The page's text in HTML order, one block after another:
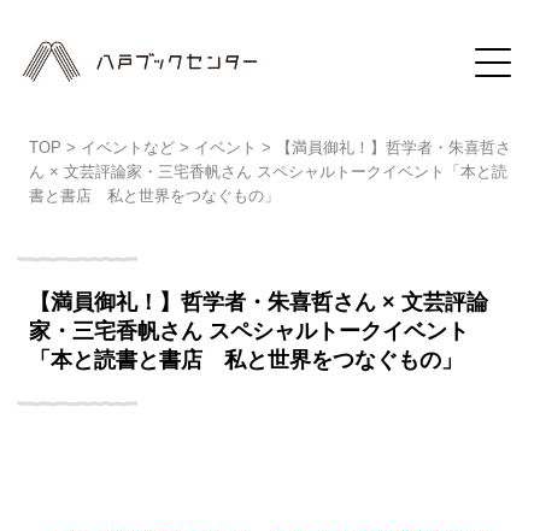
TOP > イベントなど> イベント >
【満員御礼！】哲学者・朱喜哲さ
ん × 文芸評論家・三宅香帆さん スペシャルトークイベント「本と読
書と書店 私と世界をつなぐもの」
【満員御礼！】哲学者・朱喜哲さん × 文芸評論
家・三宅香帆さん スペシャルトークイベント
「本と読書と書店 私と世界をつなぐもの」